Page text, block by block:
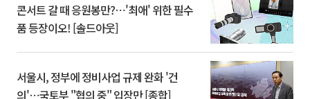
콘서트 갈 때 응원봉만?⋯'최애' 위한 필수
품 등장이오! [솔드아웃]
서울시, 정부에 정비사업 규제 완화 '건
의'⋯국토부 "협의 중" 입장만 [종합]